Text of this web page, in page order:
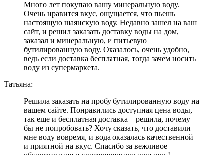
Много лет покупаю вашу минеральную воду.
Очень нравится вкус, ощущается, что пьешь
настоящую шаянскую воду. Недавно зашел на ваш
сайт, и решил заказать доставку воды на дом,
заказал и минеральную, и питьевую
бутилированную воду. Оказалось, очень удобно,
ведь если доставка бесплатная, тогда зачем носить
воду из супермаркета.
Татьяна:
Решила заказать на пробу бутилированную воду на
вашем сайте. Понравились доступная цена воды,
так еще и бесплатная доставка – решила, почему
бы не попробовать? Хочу сказать, что доставили
мне воду вовремя, и вода оказалась качественной
и приятной на вкус. Спасибо за вежливое